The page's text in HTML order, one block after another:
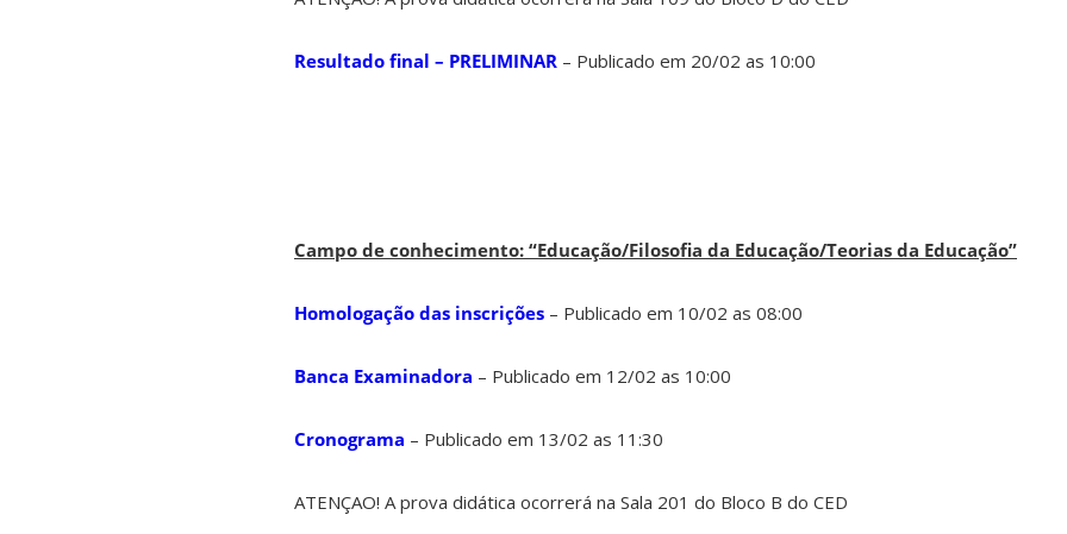
Resultado final – PRELIMINAR – Publicado em 20/02 as 10:00
Campo de conhecimento: “Educação/Filosofia da Educação/Teorias da Educação”
Homologação das inscrições – Publicado em 10/02 as 08:00
Banca Examinadora – Publicado em 12/02 as 10:00
Cronograma – Publicado em 13/02 as 11:30
ATENÇAO! A prova didática ocorrerá na Sala 201 do Bloco B do CED